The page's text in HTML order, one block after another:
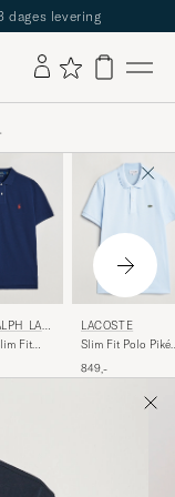
LAU
Fit
LACOSTE
Slim Fit Polo Piké
849,-